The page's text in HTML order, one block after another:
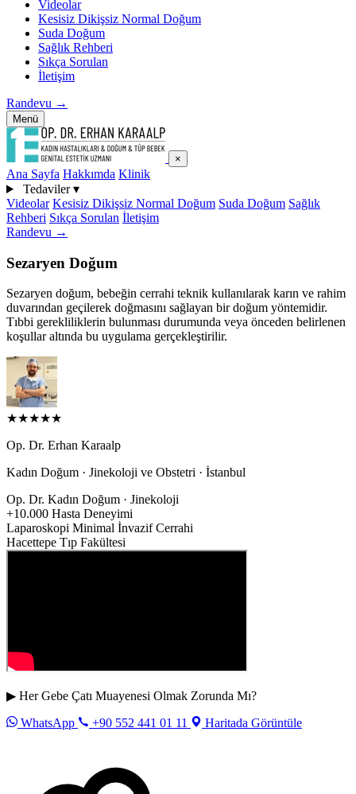
Videolar
Kesisiz Dikişsiz Normal Doğum
Suda Doğum
Sağlık Rehberi
Sıkça Sorulan
İletişim
Randevu →
Menü
×
Ana Sayfa Hakkımda Klinik
Tedaviler ▾
Videolar Kesisiz Dikişsiz Normal Doğum Suda Doğum Sağlık
Rehberi Sıkça Sorulan İletişim
Randevu →
Sezaryen Doğum
Sezaryen doğum, bebeğin cerrahi teknik kullanılarak karın ve rahim
duvarından geçilerek doğmasını sağlayan bir doğum yöntemidir.
Tıbbi gerekliliklerin bulunması durumunda veya önceden belirlenen
koşullar altında bu uygulama gerçekleştirilir.
★★★★★
Op. Dr. Erhan Karaalp
Kadın Doğum · Jinekoloji ve Obstetri · İstanbul
Op. Dr. Kadın Doğum · Jinekoloji
+10.000 Hasta Deneyimi
Laparoskopi Minimal İnvazif Cerrahi
Hacettepe Tıp Fakültesi
▶ Her Gebe Çatı Muayenesi Olmak Zorunda Mı?
WhatsApp
+90 552 441 01 11 Haritada Görüntüle